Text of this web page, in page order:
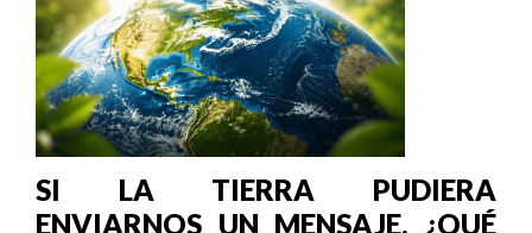
SI LA TIERRA PUDIERA
ENVIARNOS UN MENSAJE, ¿QUÉ